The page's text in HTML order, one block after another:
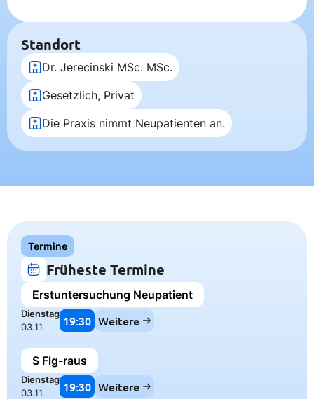
Standort
Dr. Jerecinski MSc. MSc.
Gesetzlich, Privat
Die Praxis nimmt Neupatienten an.
Termine
Früheste Termine
Erstuntersuchung Neupatient
Dienstag
03.11.
19:30 Weitere
S Flg-raus
Dienstag
03.11.
19:30 Weitere